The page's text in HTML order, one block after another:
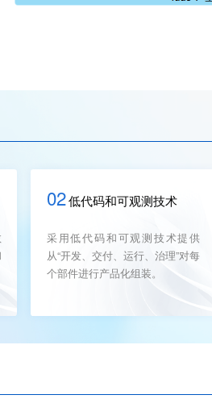
02低代码和可观测技术
采用低代码和可观测技术提供
从“开发、交付、运行、治理”对每
个部件进行产品化组装 。